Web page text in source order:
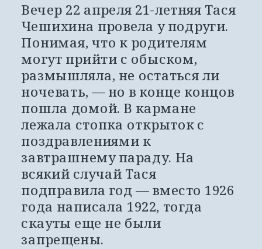
Вечер 22 апреля 21-летняя Тася
Чешихина провела у подруги.
Понимая, что к родителям
могут прийти с обыском,
размышляла, не остаться ли
ночевать, — но в конце концов
пошла домой. В кармане
лежала стопка открыток с
поздравлениями к
завтрашнему параду. На
всякий случай Тася
подправила год — вместо 1926
года написала 1922, тогда
скауты еще не были
запрещены.